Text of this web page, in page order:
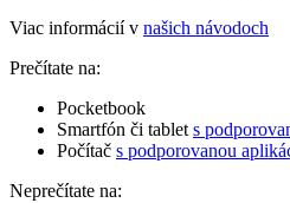
Viac informácií v našich návodoch
Prečítate na:
Pocketbook
Smartfón či tablet s
Počítač s podporovanou
Neprečítate na: